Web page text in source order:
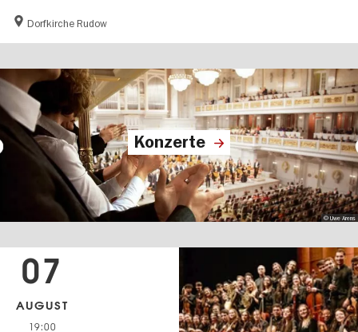
Dorfkirche Rudow
Konzerte
© Uwe Arens
07
AUGUST
19:00